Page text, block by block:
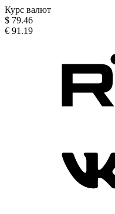
Курс валют
$ 79.46
€ 91.19